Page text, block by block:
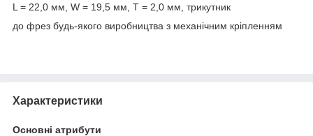
L = 22,0 мм, W = 19,5 мм, T = 2,0 мм, трикутник
до фрез будь-якого виробництва з механічним кріпленням
Характеристики
Основні атрибути